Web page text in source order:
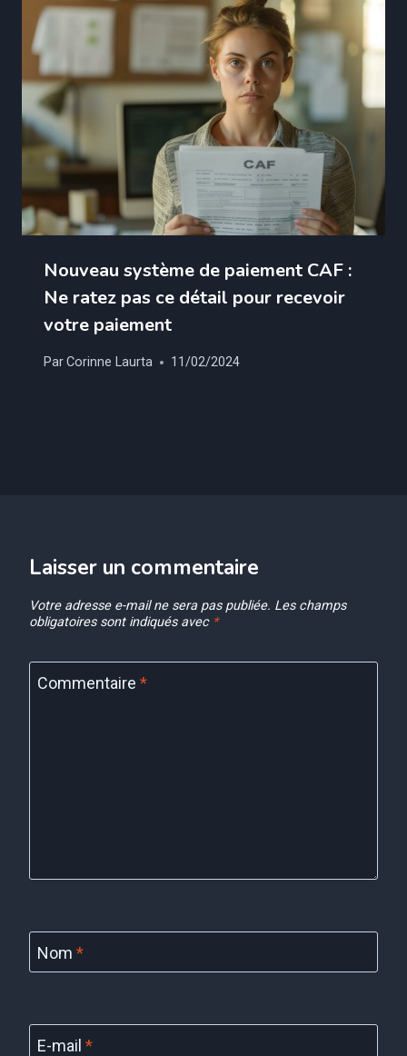
Nouveau système de paiement CAF :
Ne ratez pas ce détail pour recevoir
votre paiement
ParCorinne Laurta 11/02/2024
Laisser un commentaire
Votre adresse e-mail ne sera pas publiée. Les champs
obligatoires sont indiqués avec *
Commentaire *
Nom *
E-mail *